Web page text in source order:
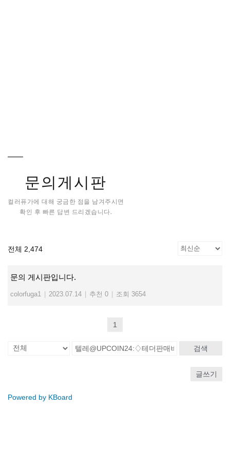
문의게시판
컬러퓨가에 대해 궁금한 점을 남겨주시면
확인 후 빠른 답변 드리겠습니다.
전체 2,474
문의 게시판입니다.
colorfuga1 2023.07.14 추천 0 조회 3654
1
검색
글쓰기
Powered by KBoard